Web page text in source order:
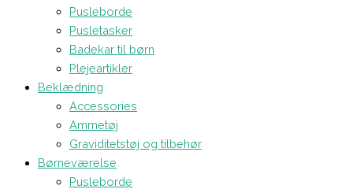
Pusleborde
Pusletasker
Badekar til børn
Plejeartikler
Beklædning
Accessories
Ammetøj
Graviditetstøj og tilbehør
Børneværelse
Pusleborde